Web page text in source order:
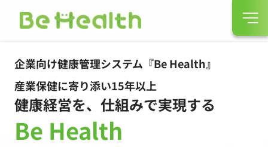
企業向け健康管理システム 『Be Health』
産業保健に寄り添い15年以上
健康経営を、仕組みで実現する
Be Health